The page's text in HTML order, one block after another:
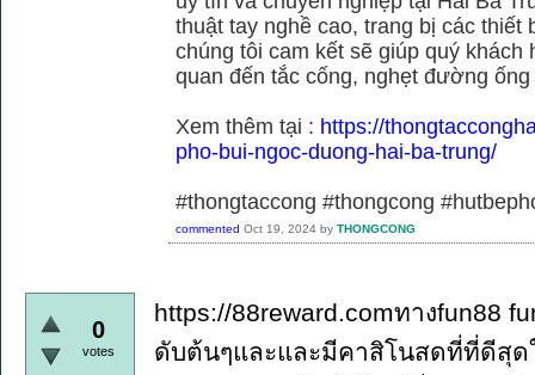
thuật tay nghề cao, trang bị các thiết
chúng tôi cam kết sẽ giúp quý
quan đến tắc cống, nghẹt đường
Xem thêm tại : https://
pho-bui-ngoc-duong-hai-ba-trung/
#thongtaccong #thongcong
commented Oct 19, 2024 by THONGCONG
0
votes
https://88reward.comทางfun88
ดับต้นๆและและมีคาสิโนสดที่ที่ดีสุ